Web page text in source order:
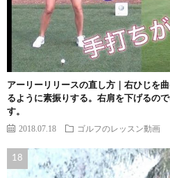
アーリーリリースの直し方｜右ひじを
るように素振りする。右肩を下げるの
す。
2018.07.18 ゴルフのレッスン動画